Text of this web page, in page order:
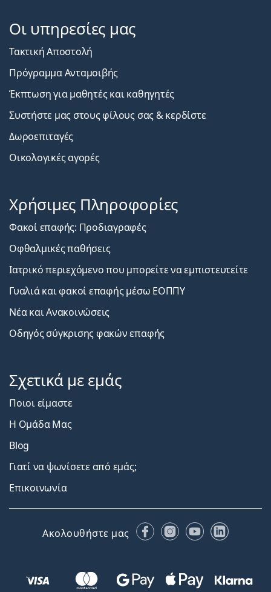
Οι υπηρεσίες μας
Τακτική Αποστολή
Πρόγραμμα Ανταμοιβής
Έκπτωση για μαθητές και καθηγητές
Συστήστε μας στους φίλους σας & κερδίστε
Δωροεπιταγές
Οικολογικές αγορές
Χρήσιμες Πληροφορίες
Φακοί επαφής: Προδιαγραφές
Οφθαλμικές παθήσεις
Ιατρικό περιεχόμενο που μπορείτε να εμπιστευτείτε
Γυαλιά και φακοί επαφής μέσω ΕΟΠΠΥ
Νέα και Ανακοινώσεις
Οδηγός σύγκρισης φακών επαφής
Σχετικά με εμάς
Ποιοι είμαστε
Η Ομάδα Μας
Blog
Γιατί να ψωνίσετε από εμάς;
Επικοινωνία
Ακολουθήστε μας FacebookInstagram
YouTubeLinkedIn